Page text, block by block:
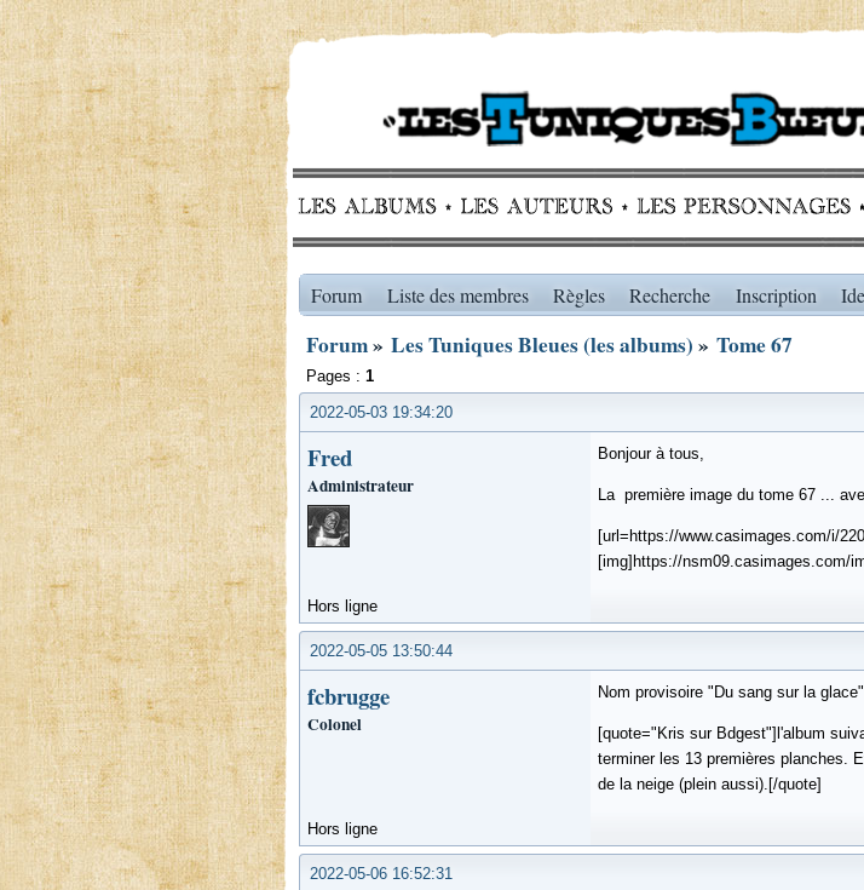
Forum Liste des membres Règles Recherche Inscription
Forum» Les Tuniques Bleues (les albums) » Tome 67
Pages : 1
2022-05-03 19:34:20
Fred
Administrateur
Bonjour à tous,
La première image du tome 67 ...
[url=https://www.casimages.com/i/
[img]https://nsm09.casimages.com/
Hors ligne
2022-05-05 13:50:44
fcbrugge
Colonel
Nom provisoire "Du sang sur la glace"
[quote="Kris sur Bdgest"]l'album
terminer les 13 premières planches.
de la neige (plein aussi).[/quote]
Hors ligne
2022-05-06 16:52:31